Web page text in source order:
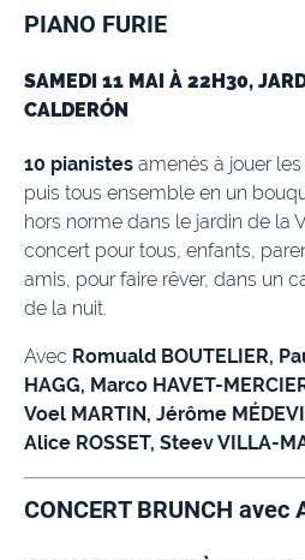
PIANO FURIE
SAMEDI 11 MAI À 22H30,
CALDERÓN
10 pianistes amenés à jouer
puis tous ensemble en un
hors norme dans le jardin de la
concert pour tous, enfants,
amis, pour faire rêver, dans un
de la nuit.
Avec Romuald BOUTELIER,
HAGG, Marco HAVET-
Voel MARTIN, Jérôme
Alice ROSSET, Steev VILLA-
CONCERT BRUNCH avec